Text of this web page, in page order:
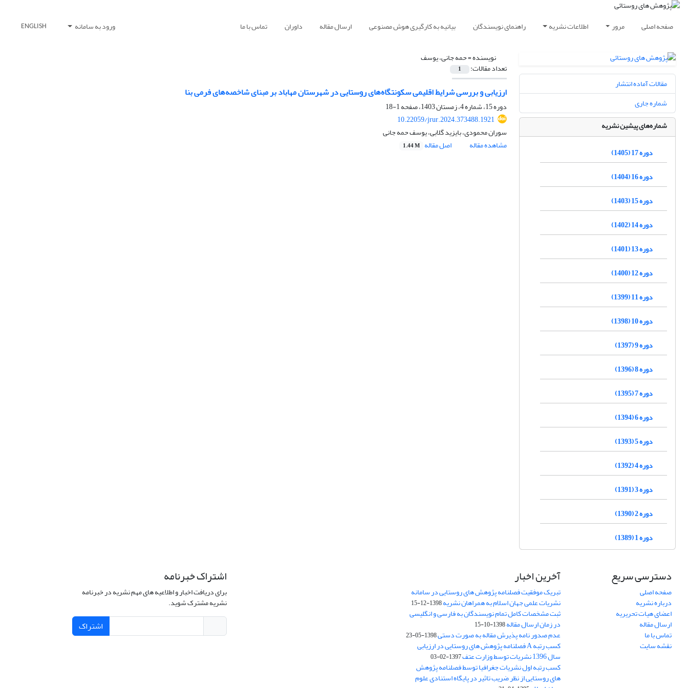
صفحه اصلی مرور اطلاعات نشریه راهنمای نویسندگان بیانیه به کارگیری هوش مصنوعی ارسال مقاله داوران تماس با ما ورود به سامانه ENGLISH
نویسنده =حمه جانی، یوسف
تعداد مقالات: 1
ارزیابی و بررسی شرایط اقلیمی سکونتگاه‌های روستایی در شهرستان مهاباد بر مبنای شاخصه‌های فرمی بنا
دوره 15، شماره 4، زمستان 1403، صفحه
1-18
10.22059/jrur.2024.373488.1921
سوران محمودی، بایزید گلابی، یوسف حمه جانی
مشاهده مقاله
اصل مقاله 1.44 M
مقالات آماده انتشار
شماره جاری
شماره‌های پیشین نشریه
دوره 17 (1405)
دوره 16 (1404)
دوره 15 (1403)
دوره 14 (1402)
دوره 13 (1401)
دوره 12 (1400)
دوره 11 (1399)
دوره 10 (1398)
دوره 9 (1397)
دوره 8 (1396)
دوره 7 (1395)
دوره 6 (1394)
دوره 5 (1393)
دوره 4 (1392)
دوره 3 (1391)
دوره 2 (1390)
دوره 1 (1389)
دسترسی سریع
صفحه اصلی
درباره نشریه
اعضای هیات تحریریه
ارسال مقاله
تماس با ما
نقشه سایت
آخرین اخبار
تبریک موفقیت فصلنامه پژوهش های روستایی در سامانه
نشریات علمی جهان اسلام به همراهان نشریه1398-12-15
ثبت مشخصات کامل تمام نویسندگان به فارسی و انگلیسی
در زمان ارسال مقاله1398-10-15
عدم صدور نامه پذیرش مقاله به صورت دستی1398-05-23
کسب رتبه A فصلنامه پژوهش های روستایی در ارزیابی
سال 1396 نشریات توسط وزارت عتف 1397-02-03
کسب رتبه اول نشریات جغرافیا توسط فصلنامه پژوهش
های روستایی از نظر ضریب تاثیر در پایگاه استنادی علوم
اشتراک خبرنامه
برای دریافت اخبار و اطلاعیه های مهم نشریه در خبرنامه
نشریه مشترک شوید.
اشتراک